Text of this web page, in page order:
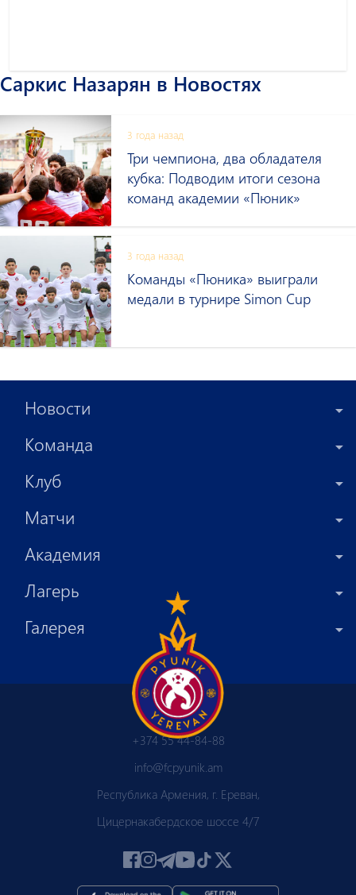
Саркис Назарян в Новостях
3 года назад
Три чемпиона, два обладателя
кубка: Подводим итоги сезона
команд академии «Пюник»
3 года назад
Команды «Пюникa» выиграли
медали в турнире Simon Cup
Новости
Команда
Клуб
Матчи
Академия
Лагерь
Галерея
+374 55 44-84-88
info@fcpyunik.am
Республика Армения, г. Ереван,
Цицернакабердское шоссе 4/7